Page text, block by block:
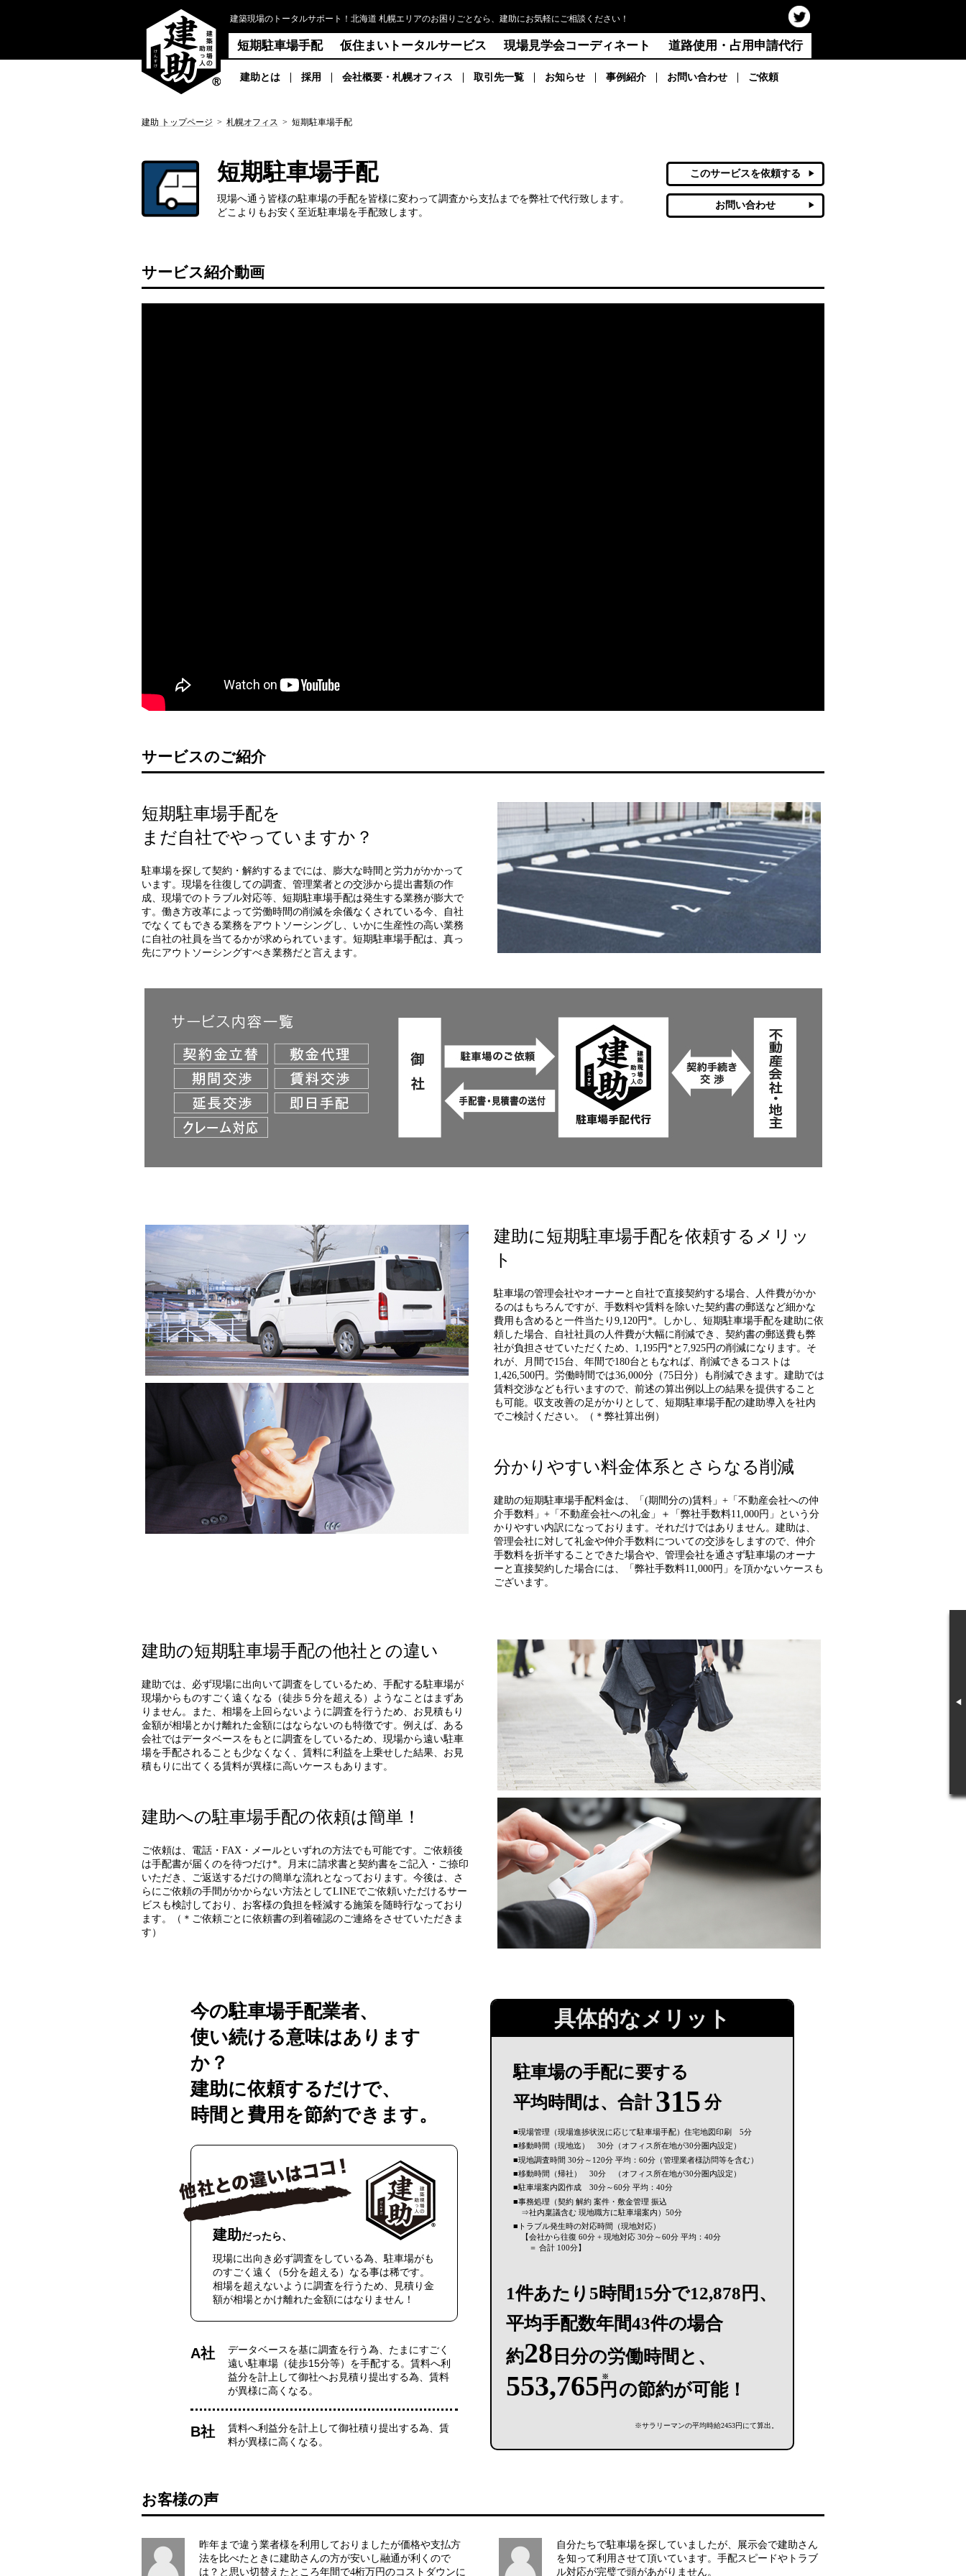
建築現場のトータルサポート！北海道 札幌エリアのお困りごとなら、建助にお気軽にご相談ください！
短期駐車場手配 仮住まいトータルサービス 現場見学会コーディネート 道路使用・占用申請代行
建助とは 採用 会社概要・札幌オフィス 取引先一覧 お知らせ 事例紹介 お問い合わせ ご依頼
建助 トップページ > 札幌オフィス > 短期駐車場手配
短期駐車場手配
現場へ通う皆様の駐車場の手配を皆様に変わって調査から支払までを弊社で代行致します。
どこよりもお安く至近駐車場を手配致します。
このサービスを依頼する
お問い合わせ
サービス紹介動画
サービスのご紹介
短期駐車場手配を
まだ自社でやっていますか？
駐車場を探して契約・解約するまでには、膨大な時間と労力がかかって
います。現場を往復しての調査、管理業者との交渉から提出書類の作
成、現場でのトラブル対応等、短期駐車場手配は発生する業務が膨大で
す。働き方改革によって労働時間の削減を余儀なくされている今、自社
でなくてもできる業務をアウトソーシングし、いかに生産性の高い業務
に自社の社員を当てるかが求められています。短期駐車場手配は、真っ
先にアウトソーシングすべき業務だと言えます。
建助に短期駐車場手配を依頼するメリッ
ト
駐車場の管理会社やオーナーと自社で直接契約する場合、人件費がかか
るのはもちろんですが、手数料や賃料を除いた契約書の郵送など細かな
費用も含めると一件当たり9,120円*。しかし、短期駐車場手配を建助に依
頼した場合、自社社員の人件費が大幅に削減でき、契約書の郵送費も弊
社が負担させていただくため、1,195円*と7,925円の削減になります。そ
れが、月間で15台、年間で180台ともなれば、削減できるコストは
1,426,500円。労働時間では36,000分（75日分）も削減できます。建助では
賃料交渉なども行いますので、前述の算出例以上の結果を提供すること
も可能。収支改善の足がかりとして、短期駐車場手配の建助導入を社内
でご検討ください。（＊弊社算出例）
分かりやすい料金体系とさらなる削減
建助の短期駐車場手配料金は、「(期間分の)賃料」+「不動産会社への仲
介手数料」+「不動産会社への礼金」＋「弊社手数料11,000円」という分
かりやすい内訳になっております。それだけではありません。建助は、
管理会社に対して礼金や仲介手数料についての交渉をしますので、仲介
手数料を折半することできた場合や、管理会社を通さず駐車場のオーナ
ーと直接契約した場合には、「弊社手数料11,000円」を頂かないケースも
ございます。
建助の短期駐車場手配の他社との違い
建助では、必ず現場に出向いて調査をしているため、手配する駐車場が
現場からものすごく遠くなる（徒歩５分を超える）ようなことはまずあ
りません。また、相場を上回らないように調査を行うため、お見積もり
金額が相場とかけ離れた金額にはならないのも特徴です。例えば、ある
会社ではデータベースをもとに調査をしているため、現場から遠い駐車
場を手配されることも少なくなく、賃料に利益を上乗せした結果、お見
積もりに出てくる賃料が異様に高いケースもあります。
建助への駐車場手配の依頼は簡単！
ご依頼は、電話・FAX・メールといずれの方法でも可能です。ご依頼後
は手配書が届くのを待つだけ*。月末に請求書と契約書をご記入・ご捺印
いただき、ご返送するだけの簡単な流れとなっております。今後は、さ
らにご依頼の手間がかからない方法としてLINEでご依頼いただけるサー
ビスも検討しており、お客様の負担を軽減する施策を随時行なっており
ます。（＊ご依頼ごとに依頼書の到着確認のご連絡をさせていただきま
す）
今の駐車場手配業者、
使い続ける意味はあります
か？
建助に依頼するだけで、
時間と費用を節約できます。
建助だったら、
現場に出向き必ず調査をしている為、駐車場がも
のすごく遠く（5分を超える）なる事は稀です。
相場を超えないように調査を行うため、見積り金
額が相場とかけ離れた金額にはなりません！
A社
データベースを基に調査を行う為、たまにすごく
遠い駐車場（徒歩15分等）を手配する。賃料へ利
益分を計上して御社へお見積り提出する為、賃料
が異様に高くなる。
B社
賃料へ利益分を計上して御社積り提出する為、賃
料が異様に高くなる。
具体的なメリット
駐車場の手配に要する
平均時間は、合計 315 分
■現場管理（現場進捗状況に応じて駐車場手配）住宅地図印刷 5分
■移動時間（現地迄） 30分（オフィス所在地が30分圏内設定）
■現地調査時間 30分～120分 平均：60分（管理業者様訪問等を含む）
■移動時間（帰社） 30分 （オフィス所在地が30分圏内設定）
■駐車場案内図作成 30分～60分 平均：40分
■事務処理（契約 解約 案件・敷金管理 振込
⇒社内稟議含む 現地職方に駐車場案内）50分
■トラブル発生時の対応時間（現地対応）
【会社から往復 60分 + 現地対応 30分～60分 平均：40分
＝ 合計 100分】
1件あたり5時間15分で12,878円、
平均手配数年間43件の場合
約28 日分の労働時間と、
553,765 円
※
の節約が可能！
※サラリーマンの平均時給2453円にて算出。
お客様の声
昨年まで違う業者様を利用しておりましたが価格や支払方
法を比べたときに建助さんの方が安いし融通が利くので
は？と思い切替えたところ年間で4桁万円のコストダウンに
自分たちで駐車場を探していましたが、展示会で建助さん
を知って利用させて頂いています。手配スピードやトラブ
ル対応が完璧で頭があがりません。